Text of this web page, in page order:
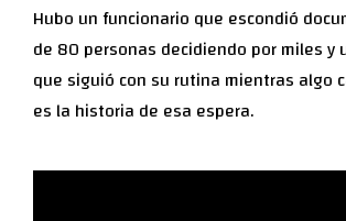
Hubo un funcionario que escondió
de 80 personas decidiendo por miles y
que siguió con su rutina mientras algo
es la historia de esa espera.